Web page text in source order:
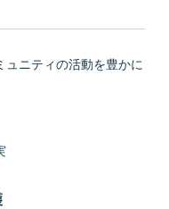
ニティの活動を豊かに